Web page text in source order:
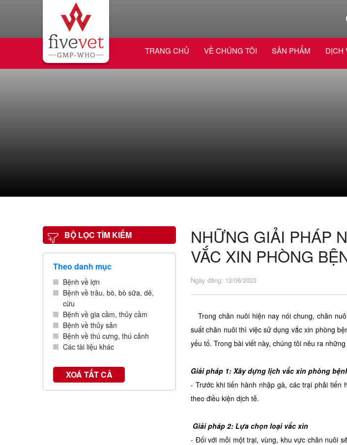
TRANG CHỦ VỀ CHÚNG TÔI SẢN PHẨM DỊCH
BỘ LỌC TÌM KIẾM
Theo danh mục
Bệnh về lợn
Bệnh về trâu, bò, bò sữa, dê,
cừu
Bệnh về gia cầm, thủy cầm
Bệnh về thủy sản
Bệnh về thú cưng, thú cảnh
Các tài liệu khác
XOÁ TẤT CẢ
NHỮNG GIẢI PHÁP
VẮC XIN PHÒNG
Ngày đăng: 12/06/2023
Trong chăn nuôi hiện nay nói chung, chăn
suất chăn nuôi thì việc sử dụng vắc xin phòng
yếu tố. Trong bài viết này, chúng tôi nêu ra
Giải pháp 1: Xây dựng lịch vắc xin phòng
- Trước khi tiến hành nhập gà, các trại phải tiến
theo điều kiện dịch tễ.
Giải pháp 2: Lựa chọn loại vắc xin
- Đối với mỗi một trại, vùng, khu vực chăn nuôi